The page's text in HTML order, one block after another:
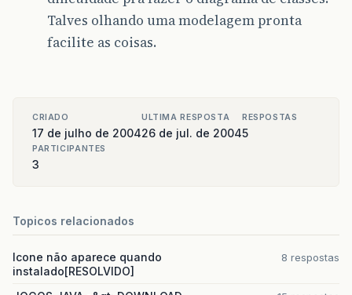
Talves olhando uma modelagem pronta
facilite as coisas.
CRIADO
17 de julho de 2004
ULTIMA RESPOSTA
26 de jul. de 2004
RESPOSTAS
5
PARTICIPANTES
3
Topicos relacionados
Icone não aparece quando
instalado[RESOLVIDO]
8 respostas